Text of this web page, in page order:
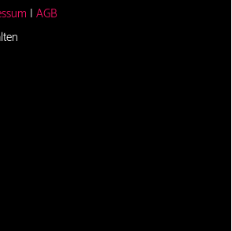
| AGB